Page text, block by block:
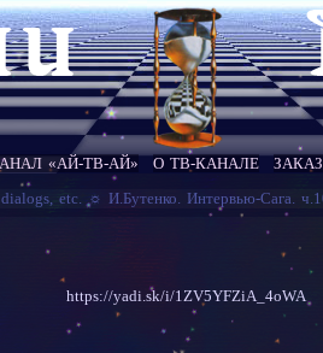
«АЙ-ТВ-АЙ» О ТВ-КАНАЛЕ
etc. ☼ И.Бутенко. Интервью-Сага.
https://yadi.sk/i/1ZV5YFZiA_4oWA